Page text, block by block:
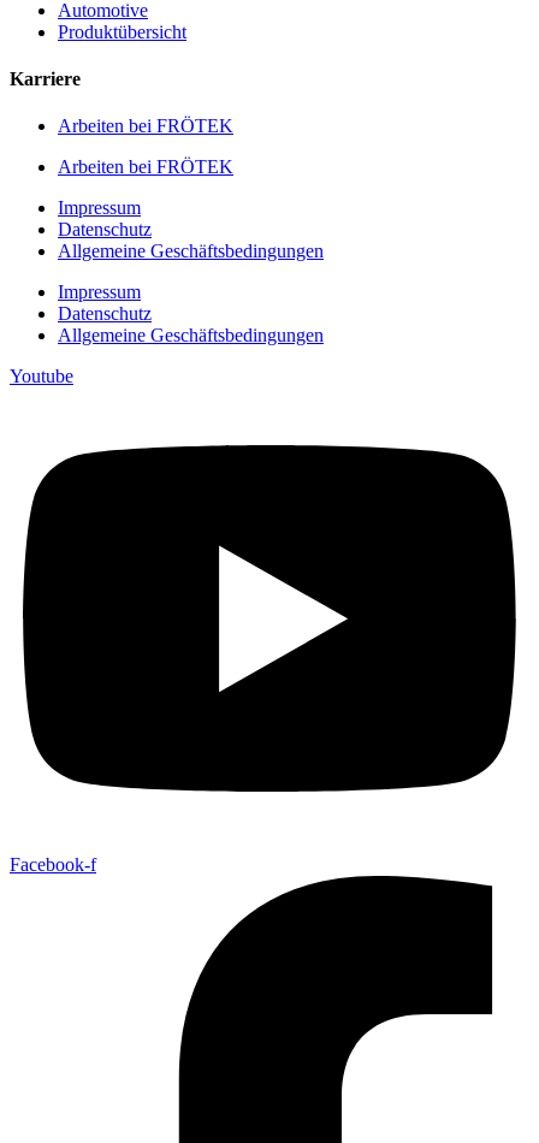
Automotive
Produktübersicht
Karriere
Arbeiten bei FRÖTEK
Arbeiten bei FRÖTEK
Impressum
Datenschutz
Allgemeine Geschäftsbedingungen
Impressum
Datenschutz
Allgemeine Geschäftsbedingungen
Youtube
Facebook-f